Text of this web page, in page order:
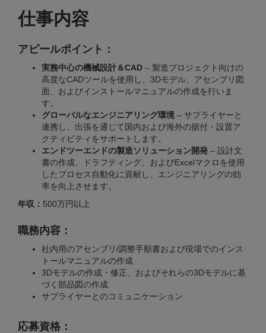
仕事内容
アピールポイント：
実務中心の機械設計＆CAD – 製造プロジェクト向けの
高度なCADツールを使用し、3Dモデル、アセンブリ図
面、およびインストールマニュアルの作成を行いま
す。
グローバルなエンジニアリング環境 – サプライヤーと
連携し、出張を通じて国内および海外の据付・設置ア
クティビティをサポートします。
エンドツーエンドの製造ソリューション開発 – 設計文
書の作成、ドラフティング、およびExcelマクロを使用
したプロセス自動化に貢献し、エンジニアリングの効
率を向上させます。
年収： 500万円以上
職務内容：
社内用のアセンブリ/調整手順書および現場でのインス
トールマニュアルの作成
3Dモデルの作成・修正、およびそれらの3Dモデルに基
づく部品図の作成
サプライヤーとのコミュニケーション
応募資格：